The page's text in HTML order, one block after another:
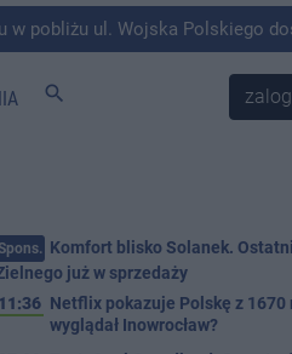
Polskiego doszło do potrącenia mężczyzny
search
Komfort blisko Solanek.
już w sprzedaży
11:36 Netflix pokazuje Polskę z 1670
wyglądał Inowrocław?